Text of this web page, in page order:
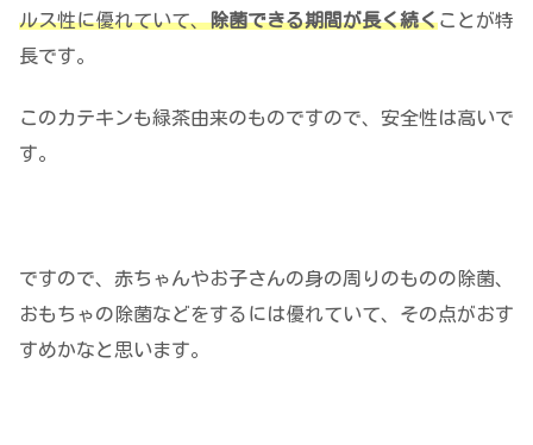
ルス性に優れていて、除菌できる期間が長く続くことが特
長です。
このカテキンも緑茶由来のものですので、安全性は高いで
す。
ですので、赤ちゃんやお子さんの身の周りのものの除菌、
おもちゃの除菌などをするには優れていて、その点がおす
すめかなと思います。